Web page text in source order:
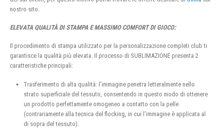
nostro sito.
ELEVATA QUALITÀ DI STAMPA E MASSIMO COMFORT DI GIOCO:
Il procedimento di stampa utilizzato per la personalizzazione completi club ti
garantisce la qualità più elevata. Il processo di SUBLIMAZIONE presenta 2
caratteristiche principali:
Trasferimento di alta qualità: l’immagine penetra letteralmente nello
strato superficiale del tessuto, consentendo in questo modo di ottenere
un prodotto perfettamente omogeneo a contatto con la pelle
(contrariamente alla tecnica del flocking, in cui l’immagine è applicata al
di sopra del tessuto).